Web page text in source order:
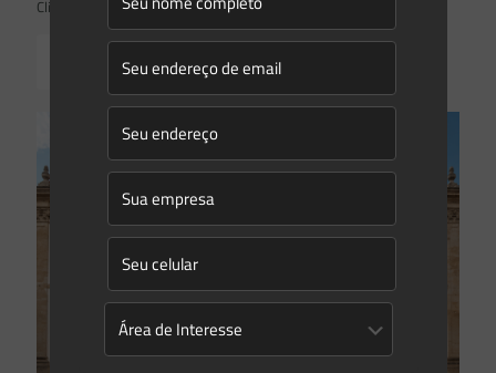
Clima 2026 para as hidrelétricas
Read more